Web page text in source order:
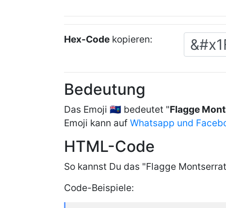
Hex-Code kopieren:
Bedeutung
Das Emoji 🇲🇸 bedeutet "Flagge
Emoji kann auf Whatsapp und
HTML-Code
So kannst Du das "Flagge
Code-Beispiele: